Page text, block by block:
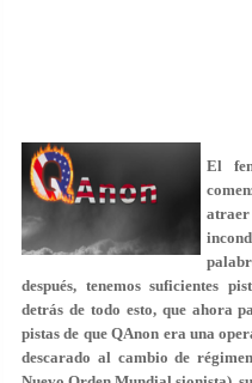
El
después, tenemos suficientes
detrás de todo esto, que ahora
pistas de que QAnon era una
descarado al cambio de